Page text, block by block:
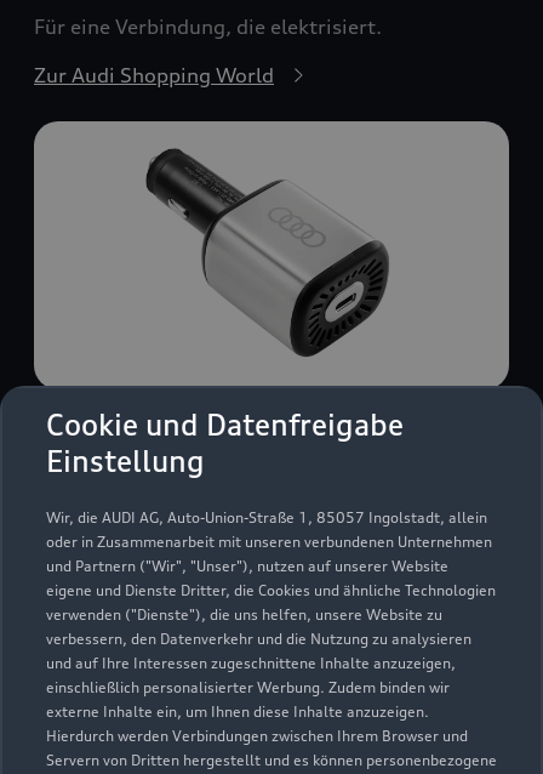
Cookie und Datenfreigabe
Einstellung
Wir, die AUDI AG, Auto-Union-Straße 1, 85057 Ingolstadt, allein
oder in Zusammenarbeit mit unseren verbundenen Unternehmen
und Partnern ("Wir", "Unser"), nutzen auf unserer Website
eigene und Dienste Dritter, die Cookies und ähnliche Technologien
verwenden ("Dienste"), die uns helfen, unsere Website zu
verbessern, den Datenverkehr und die Nutzung zu analysieren
und auf Ihre Interessen zugeschnittene Inhalte anzuzeigen,
einschließlich personalisierter Werbung. Zudem binden wir
externe Inhalte ein, um Ihnen diese Inhalte anzuzeigen.
Hierdurch werden Verbindungen zwischen Ihrem Browser und
Servern von Dritten hergestellt und es können personenbezogene
Für eine Verbindung, die elektrisiert.
Zur Audi Shopping World
USB Power-Ladegerät
USB Power-Ladegerät für schnelles und
komfortables Laden von Mobiltelefonen, Tablets
oder Laptops.
Zur Audi Shopping World